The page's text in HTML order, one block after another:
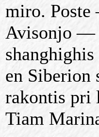
miro.
Avisonjo —
en Siberion
rakontis pri
Tiam